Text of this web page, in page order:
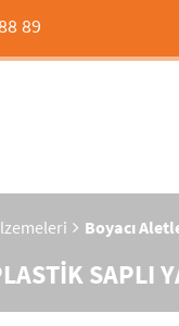
89
Boyacı
SAPLI